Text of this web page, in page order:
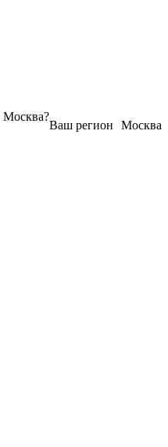
Москва
Ваш регион
Москва?